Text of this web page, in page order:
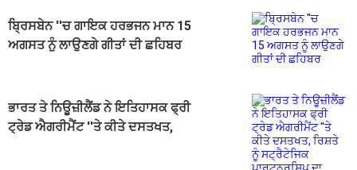
ਬ੍ਰਿਸਬੇਨ ''ਚ ਗਾਇਕ ਹਰਭਜਨ ਮਾਨ 15
ਅਗਸਤ ਨੂੰ ਲਾਉਣਗੇ ਗੀਤਾਂ ਦੀ ਛਹਿਬਰ
ਭਾਰਤ ਤੇ ਨਿਊਜ਼ੀਲੈਂਡ ਨੇ ਇਤਿਹਾਸਕ ਫ੍ਰੀ
ਟ੍ਰੇਡ ਐਗਰੀਮੈਂਟ ''ਤੇ ਕੀਤੇ ਦਸਤਖਤ,